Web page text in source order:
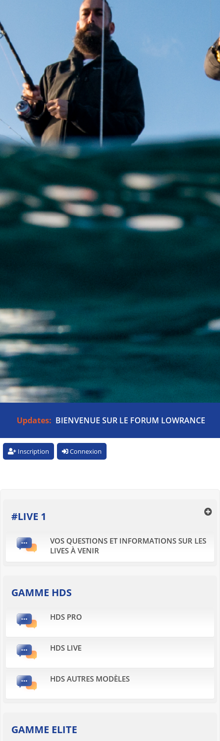
Updates: BIENVENUE SUR LE FORUM LOWRANCE
Inscription Connexion
#LIVE 1
VOS QUESTIONS ET INFORMATIONS SUR LES
LIVES À VENIR
GAMME HDS
HDS PRO
HDS LIVE
HDS AUTRES MODÈLES
GAMME ELITE